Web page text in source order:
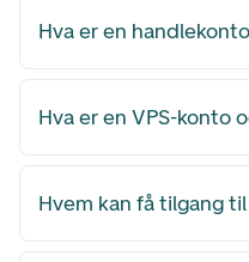
Hva er en
Hva er en VPS-konto
Hvem kan få tilgang